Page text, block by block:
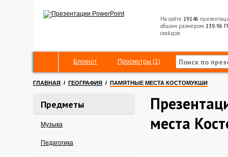
На сайте 19146
общим размером 139.96
слайдов
Блокнот Просмотры (1)
ГЛАВНАЯ / ГЕОГРАФИЯ / ПАМЯТНЫЕ МЕСТА КОСТОМУКШИ
Предметы
Музыка
Педагогика
места